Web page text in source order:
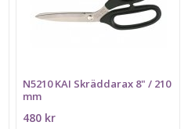
N5210 KAI Skräddarax 8" / 210
mm
480 kr